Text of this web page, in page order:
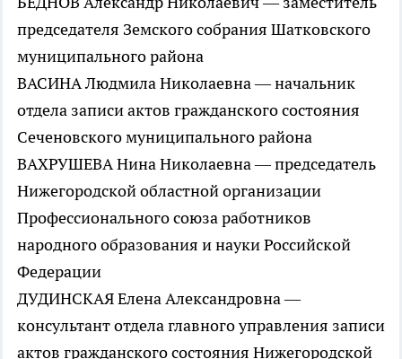
председателя Земского собрания Шатковского
муниципального района
ВАСИНА Людмила Николаевна — начальник
отдела записи актов гражданского состояния
Сеченовского муниципального района
ВАХРУШЕВА Нина Николаевна — председатель
Нижегородской областной организации
Профессионального союза работников
народного образования и науки Российской
Федерации
ДУДИНСКАЯ Елена Александровна —
консультант отдела главного управления записи
актов гражданского состояния Нижегородской